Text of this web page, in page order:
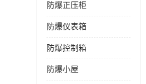
防爆正压柜
防爆仪表箱
防爆控制箱
防爆小屋